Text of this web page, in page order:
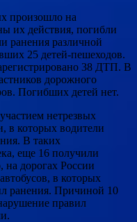
произошло на
их действия, погибли
ранения различной
25 детей-пешеходов.
38 ДТП. В
дорожного
Погибших детей нет.
нетрезвых
в которых водители
В таких
еще 16 получили
на дорогах России
в которых
ранения. Причиной 10
правил